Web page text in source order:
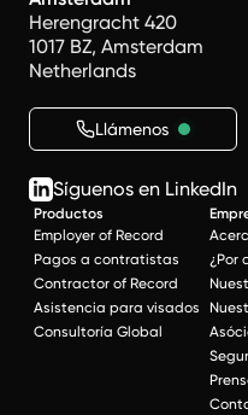
Herengracht 420
1017 BZ, Amsterdam
Netherlands
Llámenos
Síguenos en LinkedIn
Productos
Employer of Record
Pagos a contratistas
Contractor of Record
Asistencia para visados
Consultoría Global
¿Por